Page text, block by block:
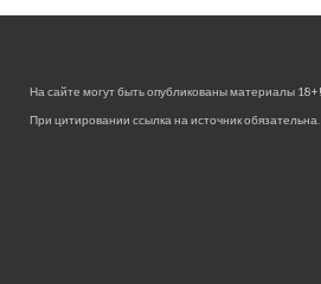
На сайте могут быть опубликованы материалы 18+!
При цитировании ссылка на источник обязательна.